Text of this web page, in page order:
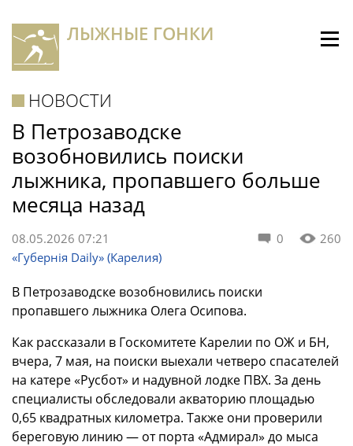
ЛЫЖНЫЕ ГОНКИ
НОВОСТИ
В Петрозаводске
возобновились поиски
лыжника, пропавшего больше
месяца назад
0 260
08.05.2026 07:21
«Губернiя Daily» (Карелия)
В Петрозаводске возобновились поиски
пропавшего лыжника Олега Осипова.
Как рассказали в Госкомитете Карелии по ОЖ и БН,
вчера, 7 мая, на поиски выехали четверо спасателей
на катере «Русбот» и надувной лодке ПВХ. За день
специалисты обследовали акваторию площадью
0,65 квадратных километра. Также они проверили
береговую линию — от порта «Адмирал» до мыса